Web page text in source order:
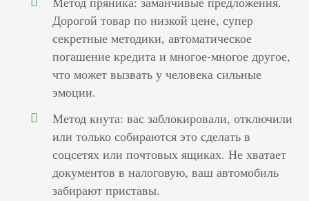
Дорогой товар по низкой цене, супер
секретные методики, автоматическое
погашение кредита и многое-многое другое,
что может вызвать у человека сильные
эмоции.
Метод кнута: вас заблокировали, отключили
или только собираются это сделать в
соцсетях или почтовых ящиках. Не хватает
документов в налоговую, ваш автомобиль
забирают приставы.